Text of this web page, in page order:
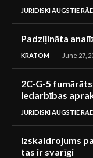
JURIDISKI AUGSTIE
Padziļināta
KRATOM June 27,
2C-G-5
iedarbības
JURIDISKI AUGSTIE
Izskaidrojums
tas ir svarīgi